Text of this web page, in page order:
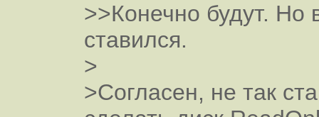
>>Конечно будут. Но
ставился.
>
>Согласен, не так